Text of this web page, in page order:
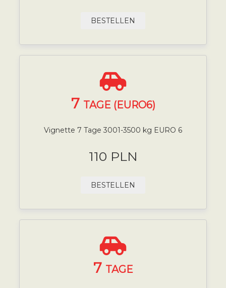
BESTELLEN
7 TAGE (EURO6)
Vignette 7 Tage 3001-3500 kg EURO 6
110 PLN
BESTELLEN
7 TAGE